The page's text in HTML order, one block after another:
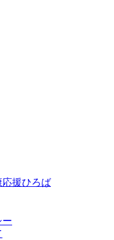
援ひろば
ー